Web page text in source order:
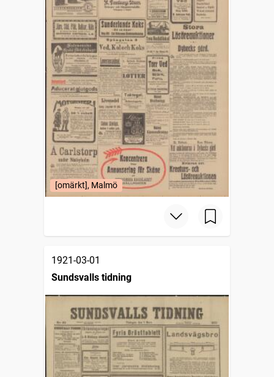
[omärkt], Malmö
1921-03-01
Sundsvalls tidning